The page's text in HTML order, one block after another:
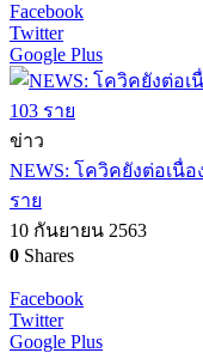
Facebook
Twitter
Google Plus
ข่าว
NEWS: โควิคยังต่อเนื่
ราย
10 กันยายน 2563
0 Shares
Facebook
Twitter
Google Plus